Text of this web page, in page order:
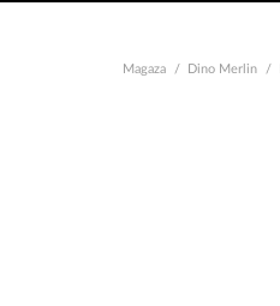
Magaza Dino Merlin